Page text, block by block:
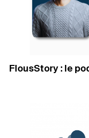
FlousStory : le